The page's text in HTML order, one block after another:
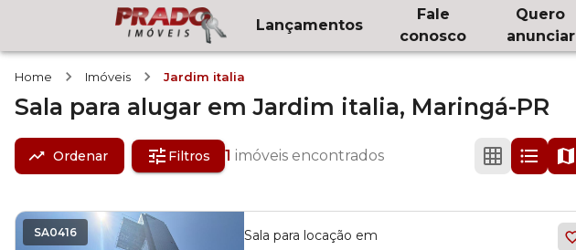
Lançamentos
Fale
conosco
Quero
anunciar
Home Imóveis Jardim italia
Sala para alugar emJardim italia, Maringá-PR
Ordenar Filtros 1 imóveis encontrados
SA0416 Sala para locação em